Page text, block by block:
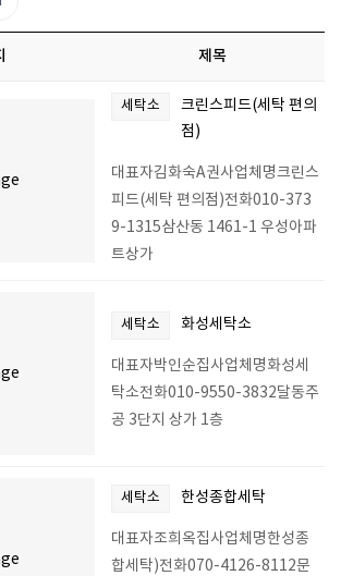
제목
세탁소
크린스피드(세탁 편의
점)
대표자김화숙A권사업체명크린스
피드(세탁 편의점)전화010-373
9-1315삼산동 1461-1 우성아파
트상가
세탁소 화성세탁소
대표자박인순집사업체명화성세
탁소전화010-9550-3832달동주
공 3단지 상가 1층
세탁소 한성종합세탁
대표자조희옥집사업체명한성종
합세탁)전화070-4126-8112문